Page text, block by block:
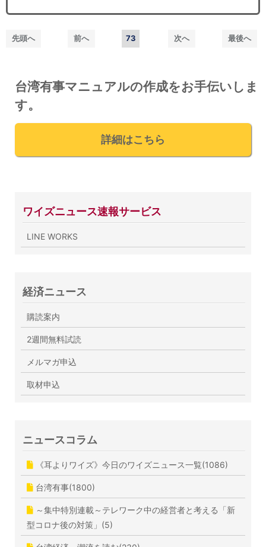
先頭へ 前へ 73 次へ 最後へ
台湾有事マニュアルの作成をお手伝いしま
す。
詳細はこちら
ワイズニュース速報サービス
LINE WORKS
経済ニュース
購読案内
2週間無料試読
メルマガ申込
取材申込
ニュースコラム
《耳よりワイズ》今日のワイズニュース一覧(1086)
台湾有事(1800)
～集中特別連載～テレワーク中の経営者と考える「新
型コロナ後の対策」(5)